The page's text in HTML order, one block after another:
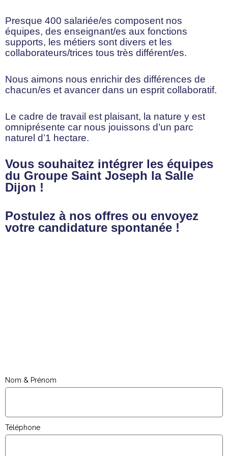
Presque 400 salariée/es composent nos
équipes, des enseignant/es aux fonctions
supports, les métiers sont divers et les
collaborateurs/trices tous très différent/es.
Nous aimons nous enrichir des différences de
chacun/es et avancer dans un esprit collaboratif.
Le cadre de travail est plaisant, la nature y est
omniprésente car nous jouissons d’un parc
naturel d’1 hectare.
Vous souhaitez intégrer les équipes
du Groupe Saint Joseph la Salle
Dijon !
Postulez à nos offres ou envoyez
votre candidature spontanée !
Nom & Prénom
Téléphone